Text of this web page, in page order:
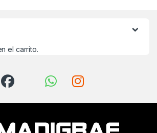
el carrito.